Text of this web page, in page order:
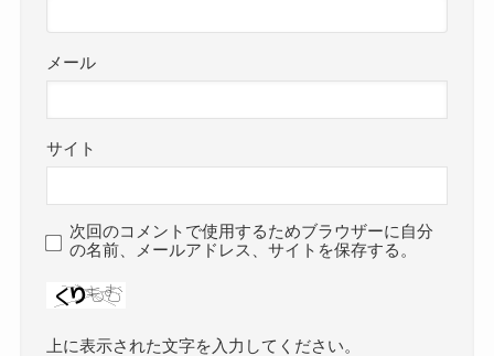
メール
サイト
次回のコメントで使用するためブラウザーに自分
の名前、メールアドレス、サイトを保存する。
上に表示された文字を入力してください。